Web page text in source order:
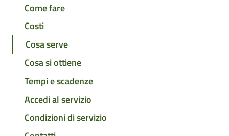
Come fare
Costi
Cosa serve
Cosa si ottiene
Tempi e scadenze
Accedi al servizio
Condizioni di servizio